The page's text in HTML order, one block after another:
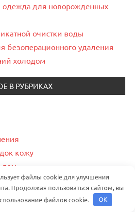
одежда для новорожденных
очистки воды
безоперационного удаления
холодом
В РУБРИКАХ
кожу
дом
гаджетыфайлы cookie для улучшения
Продолжая пользоваться сайтом, вы
файлов cookie.
OK